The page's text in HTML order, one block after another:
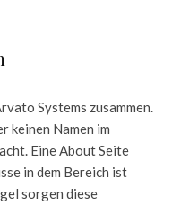
Systems zusammen.
keinen Namen im
Eine About Seite
in dem Bereich ist
sorgen diese